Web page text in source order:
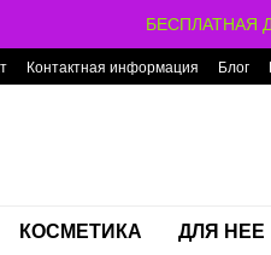
БЕСПЛАТНАЯ
Контактная информация Блог
КОСМЕТИКА ДЛЯ НЕЕ